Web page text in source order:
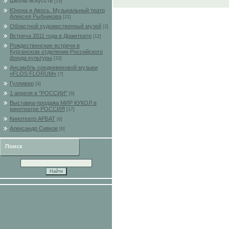
[15]
Юнона и Авось. Музыкальный театр
Алексея Рыбникова
[21]
Областной художественный музей [2]
Встреча 2011 года в Драмтеатр [12]
Рождественские встречи в
Курганском отделении Российского
фонда культуры
[33]
Ансамбль средневековой музыки
«FLOS FLORUM» [7]
Гулливер [4]
1 апреля в "РОССИИ" [8]
Выставка-продажа МИР КУКОЛ в
кинотеатре РОССИЯ
[17]
Кинотеатр АРБАТ [6]
Александр Сивков [6]
Поиск